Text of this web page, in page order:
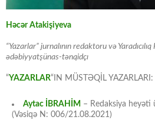
Həcər Atakişiyeva
“Yazarlar” jurnalının redaktoru və
ədəbiyyatşünas-tənqidçı
“YAZARLAR“IN MÜSTƏQİL YAZARLARI:
Aytac İBRAHİM – Redaksiya heyəti
(Vəsiqə N: 006/21.08.2021)